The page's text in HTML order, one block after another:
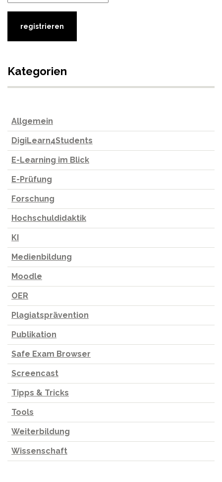
Kategorien
Allgemein
DigiLearn4Students
E-Learning im Blick
E-Prüfung
Forschung
Hochschuldidaktik
KI
Medienbildung
Moodle
OER
Plagiatsprävention
Publikation
Safe Exam Browser
Screencast
Tipps & Tricks
Tools
Weiterbildung
Wissenschaft